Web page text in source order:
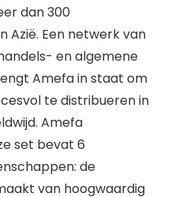
dan 300
Azië. Een netwerk van
en algemene
Amefa in staat om
te distribueren in
Amefa
set bevat 6
de
van hoogwaardig